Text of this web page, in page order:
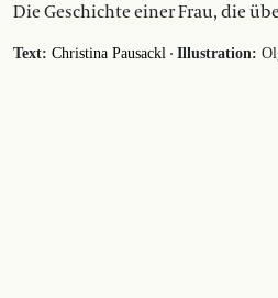
Die Geschichte einer Frau, die
Text: Christina Pausackl · Illustration: